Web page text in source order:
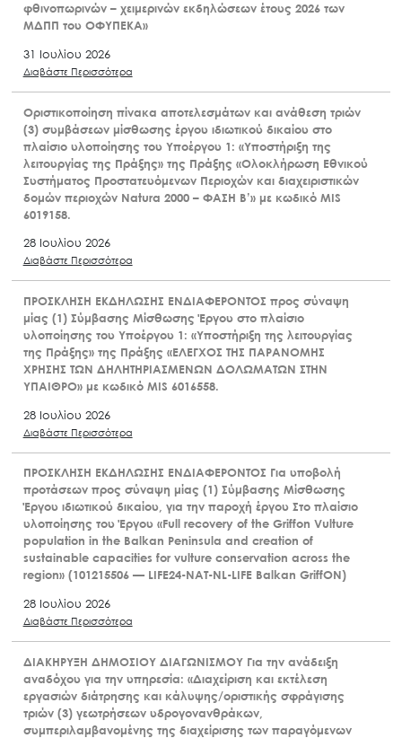
φθινοπωρινών – χειμερινών εκδηλώσεων έτους 2026 των
ΜΔΠΠ του ΟΦΥΠΕΚΑ»
31 Ιουλίου 2026
Διαβάστε Περισσότερα
Οριστικοποίηση πίνακα αποτελεσμάτων και ανάθεση τριών
(3) συμβάσεων μίσθωσης έργου ιδιωτικού δικαίου στο
πλαίσιο υλοποίησης του Υποέργου 1: «Υποστήριξη της
λειτουργίας της Πράξης» της Πράξης «Ολοκλήρωση Εθνικού
Συστήματος Προστατευόμενων Περιοχών και διαχειριστικών
δομών περιοχών Natura 2000 – ΦΑΣΗ Β’» με κωδικό MIS
6019158.
28 Ιουλίου 2026
Διαβάστε Περισσότερα
ΠΡΟΣΚΛΗΣΗ ΕΚΔΗΛΩΣΗΣ ΕΝΔΙΑΦΕΡΟΝΤΟΣ προς σύναψη
μίας (1) Σύμβασης Μίσθωσης Έργου στο πλαίσιο
υλοποίησης του Υποέργου 1: «Υποστήριξη της λειτουργίας
της Πράξης» της Πράξης «ΕΛΕΓΧΟΣ ΤΗΣ ΠΑΡΑΝΟΜΗΣ
ΧΡΗΣΗΣ ΤΩΝ ΔΗΛΗΤΗΡΙΑΣΜΕΝΩΝ ΔΟΛΩΜΑΤΩΝ ΣΤΗΝ
ΥΠΑΙΘΡΟ» με κωδικό MIS 6016558.
28 Ιουλίου 2026
Διαβάστε Περισσότερα
ΠΡΟΣΚΛΗΣΗ ΕΚΔΗΛΩΣΗΣ ΕΝΔΙΑΦΕΡΟΝΤΟΣ Για υποβολή
προτάσεων προς σύναψη μίας (1) Σύμβασης Μίσθωσης
Έργου ιδιωτικού δικαίου, για την παροχή έργου Στο πλαίσιο
υλοποίησης του Έργου «Full recovery of the Griffon Vulture
population in the Balkan Peninsula and creation of
sustainable capacities for vulture conservation across the
region» (101215506 — LIFE24-NAT-NL-LIFE Balkan GriffON)
28 Ιουλίου 2026
Διαβάστε Περισσότερα
ΔΙΑΚΗΡΥΞΗ ΔΗΜΟΣΙΟΥ ΔΙΑΓΩΝΙΣΜΟΥ Για την ανάδειξη
αναδόχου για την υπηρεσία: «Διαχείριση και εκτέλεση
εργασιών διάτρησης και κάλυψης/οριστικής σφράγισης
τριών (3) γεωτρήσεων υδρογονανθράκων,
συμπεριλαμβανομένης της διαχείρισης των παραγόμενων